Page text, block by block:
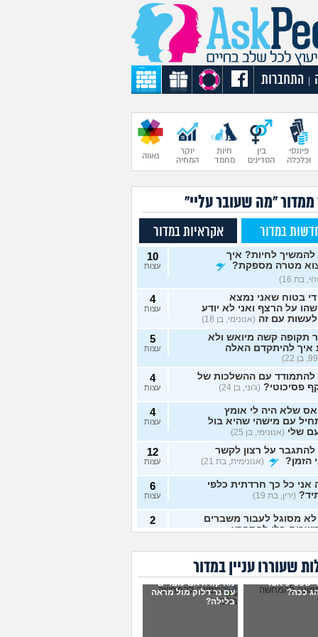
התחברות
פיננסי
וכלכלה
בין
הסדינים
חיות
מחמד
יוקר
המחיה
גאווה
ממדור "מה שעובר עליי"
במדור אקראיות במדור
להמשיך לחיות? איך
מטרה מספקת?
בת 16)
10
עצות
די בטוח שאני נמצא
על הרצף ואני לא יודע
עם זה (אנונימי, בן 18)
4
עצות
תקופה קשה מיואש ולא
איך להיתקדם האלה
5
עצות
להתמודד עם ההשלכות של
פסיכוטי? (ג'וני, בן 24)
4
עצות
שלא היה לי אומץ
עם מישהי שהיא בול
שלי (אנונימי, בן 25)
4
עצות
להתגבר על רצון לקשר
הזמן?
(אנונימית, בת 21)
12
עצות
אני כל כך חרדתית כלפי
(ירין, בת 19)
6
עצות
לא מסוגל לעבור משברים
בלי להתפרץ
2
חסר רגשות באופן מדאיג
(אנונימית, בת 33)
תקוע בחיים, איך
2
שעוררו עניין במדור
שפסיכיאטר
ככה?
מה קורה אם עוברים
עם נר דלוק מול מראה
בלילה?